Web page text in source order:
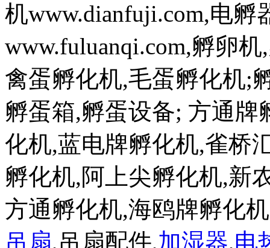
机www.dianfuji.com,电
www.fuluanqi.com,孵卵
禽蛋孵化机,毛蛋孵化机;
孵蛋箱,孵蛋设备; 方通
化机,蓝电牌孵化机,雀桥
孵化机,阿上尖孵化机,新
方通孵化机,海鸥牌孵化
吊扇,吊扇配件,加湿器,电